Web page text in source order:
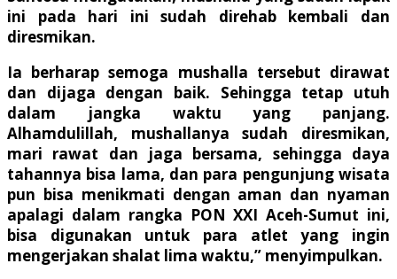
ini pada hari ini sudah direhab kembali dan
diresmikan.
Ia berharap semoga mushalla tersebut dirawat
dan dijaga dengan baik. Sehingga tetap utuh
dalam jangka waktu yang panjang.
Alhamdulillah, mushallanya sudah diresmikan,
mari rawat dan jaga bersama, sehingga daya
tahannya bisa lama, dan para pengunjung wisata
pun bisa menikmati dengan aman dan nyaman
apalagi dalam rangka PON XXI Aceh-Sumut ini,
bisa digunakan untuk para atlet yang ingin
mengerjakan shalat lima waktu,” menyimpulkan.